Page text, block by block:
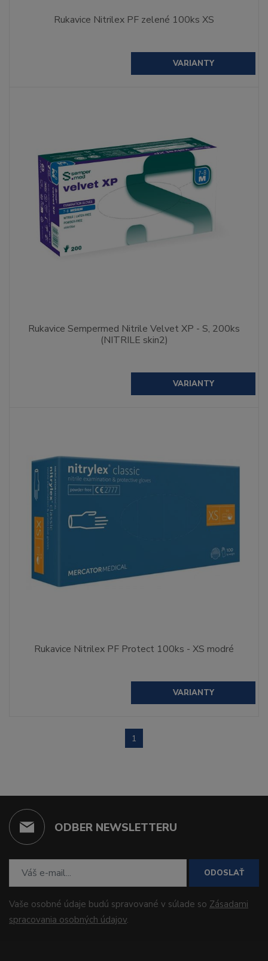
Rukavice Nitrilex PF zelené 100ks XS
VARIANTY
Rukavice Sempermed Nitrile Velvet XP - S, 200ks
(NITRILE skin2)
VARIANTY
Rukavice Nitrilex PF Protect 100ks - XS modré
VARIANTY
1
ODBER NEWSLETTERU
ODOSLAŤ
Vaše osobné údaje budú spravované v súlade so Zásadami
spracovania osobných údajov.